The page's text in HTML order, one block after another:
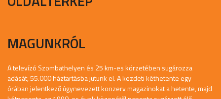
MAGUNKRÓL
A televízó Szombathelyen és 25 km-es körzetében sugározza
adását, 55.000 háztartásba jutunk el. A kezdeti kéthetente egy
órában jelentkező úgynevezett konzerv magazinokat a hetente, majd